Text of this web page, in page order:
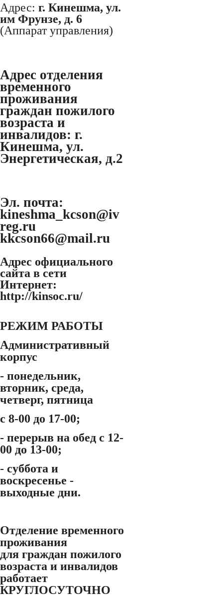
Адрес: г. Кинешма, ул.
им Фрунзе, д. 6
(Аппарат управления)
Адрес отделения
временного
проживания
граждан пожилого
возраста и
инвалидов: г.
Кинешма, ул.
Энергетическая, д.2
Эл. почта:
kineshma_kcson@iv
reg.ru
kkcson66@mail.ru
Адрес официального
сайта в сети
Интернет:
http://kinsoc.ru/
РЕЖИМ РАБОТЫ
Административный
корпус
- понедельник,
вторник, среда,
четверг, пятница
с 8-00 до 17-00;
- перерыв на обед с 12-
00 до 13-00;
- суббота и
воскресенье -
выходные дни.
Отделение временного
проживания
для граждан пожилого
возраста и инвалидов
работает
КРУГЛОСУТОЧНО